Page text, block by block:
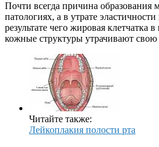
Почти всегда причина образования
патологиях, а в утрате
результате чего жировая клетчатка
кожные структуры утрачивают
Читайте также:
Лейкоплакия полости рта